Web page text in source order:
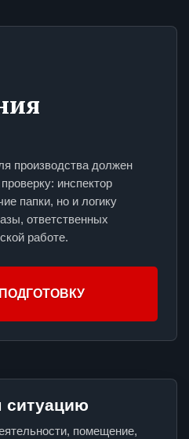
производства должен
инспектор
папки, но и логику
ответственных
работе.
ситуацию
помещение,